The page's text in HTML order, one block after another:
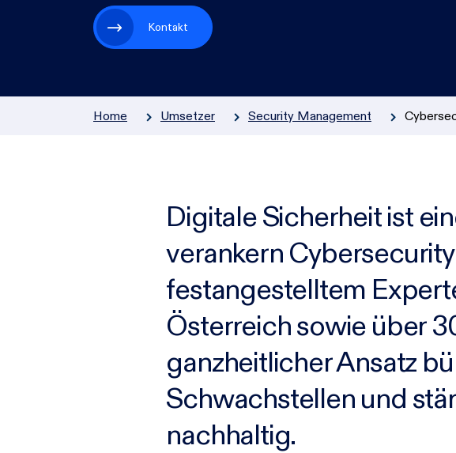
Zur Übersicht
Kontakt
Home Umsetzer Security Management
Digitale Sicherheit ist
verankern Cybersecurity
festangestelltem
Österreich sowie über
ganzheitlicher Ansatz
Schwachstellen und
nachhaltig.